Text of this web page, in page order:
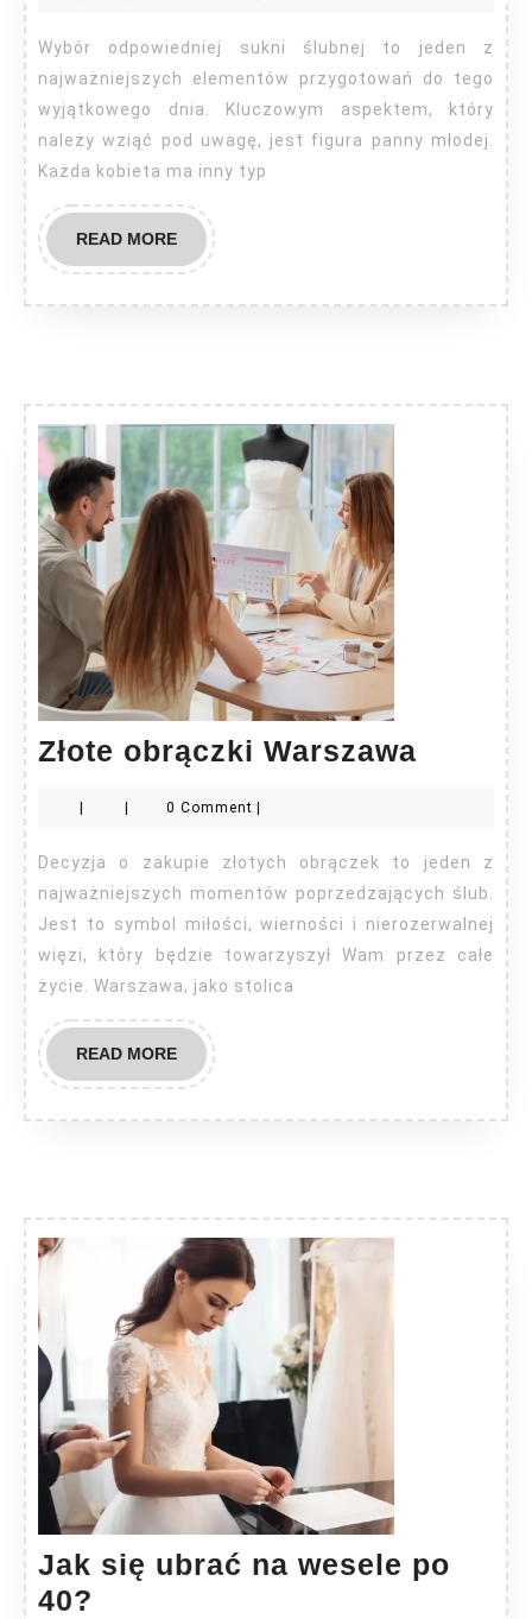
Wybór odpowiedniej sukni ślubnej to jeden z
najważniejszych elementów przygotowań do tego
wyjątkowego dnia. Kluczowym aspektem, który
należy wziąć pod uwagę, jest figura panny młodej.
Każda kobieta ma inny typ
READ MOREREAD
MORE
Złote obrączki Warszawa
| | 0 Comment |
Decyzja o zakupie złotych obrączek to jeden z
najważniejszych momentów poprzedzających ślub.
Jest to symbol miłości, wierności i nierozerwalnej
więzi, który będzie towarzyszył Wam przez całe
życie. Warszawa, jako stolica
READ MOREREAD
MORE
Jak się ubrać na wesele po
40?